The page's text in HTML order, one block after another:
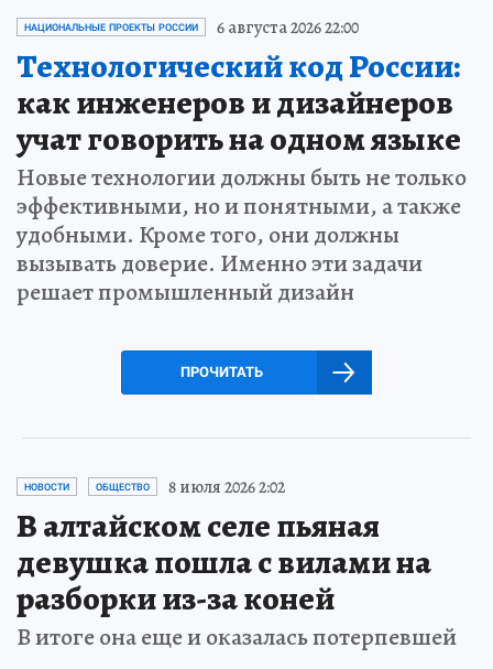
НАЦИОНАЛЬНЫЕ ПРОЕКТЫ РОССИИ 6 августа 2026 22:00
Технологический код России:
как инженеров и дизайнеров
учат говорить на одном языке
Новые технологии должны быть не только
эффективными, но и понятными, а также
удобными. Кроме того, они должны
вызывать доверие. Именно эти задачи
решает промышленный дизайн
ПРОЧИТАТЬ
НОВОСТИ ОБЩЕСТВО 8 июля 2026 2:02
В алтайском селе пьяная
девушка пошла с вилами на
разборки из-за коней
В итоге она еще и оказалась потерпевшей